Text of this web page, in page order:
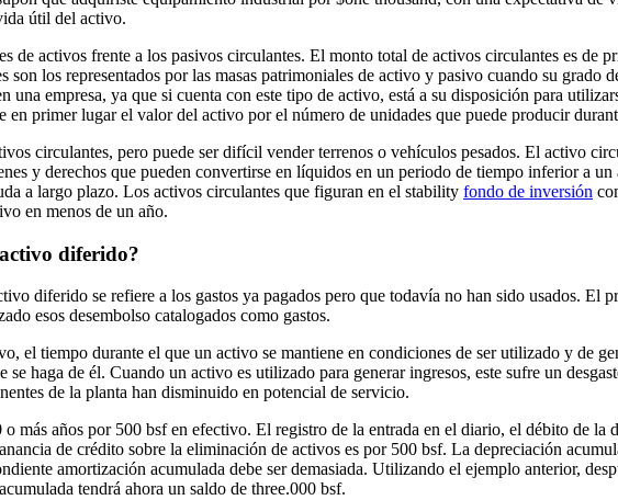
útil del activo.
de activos frente a los pasivos circulantes. El monto total de activos circulantes es de
son los representados por las masas patrimoniales de activo y pasivo cuando su
empresa, ya que si cuenta con este tipo de activo, está a su disposición para
en primer lugar el valor del activo por el número de unidades que puede producir
circulantes, pero puede ser difícil vender terrenos o vehículos pesados. El activo
y derechos que pueden convertirse en líquidos en un periodo de tiempo inferior a
a largo plazo. Los activos circulantes que figuran en el stability fondo de inversión
en menos de un año.
diferido?
diferido se refiere a los gastos ya pagados pero que todavía no han sido usados. El
esos desembolso catalogados como gastos.
el tiempo durante el que un activo se mantiene en condiciones de ser utilizado y de
se haga de él. Cuando un activo es utilizado para generar ingresos, este sufre un
de la planta han disminuido en potencial de servicio.
más años por 500 bsf en efectivo. El registro de la entrada en el diario, el débito de
de crédito sobre la eliminación de activos es por 500 bsf. La depreciación
amortización acumulada debe ser demasiada. Utilizando el ejemplo anterior,
tendrá ahora un saldo de three.000 bsf.